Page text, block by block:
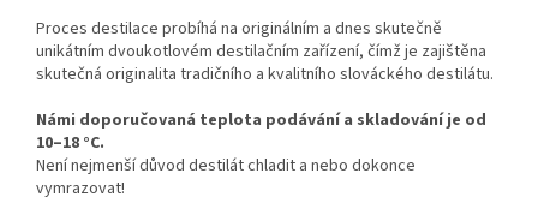
Proces destilace probíhá na originálním a dnes skutečně
unikátním dvoukotlovém destilačním zařízení, čímž je zajištěna
skutečná originalita tradičního a kvalitního slováckého destilátu.
Námi doporučovaná teplota podávání a skladování je od
10–18 °C.
Není nejmenší důvod destilát chladit a nebo dokonce
vymrazovat!